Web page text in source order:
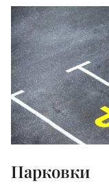
Парковки